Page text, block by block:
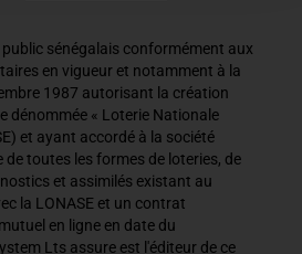
sénégalais conformément aux
en vigueur et notamment à la
1987 autorisant la création
dénommée « Loterie Nationale
et ayant accordé à la société
de toutes les formes de loteries, de
et assimilés existant au
la LONASE et un contrat
en ligne en date du
Lts assure est l'éditeur de ce